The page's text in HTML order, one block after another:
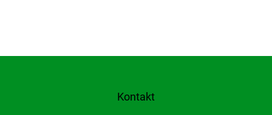
Kontakt